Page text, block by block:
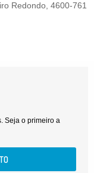
Redondo, 4600-761
Seja o primeiro a